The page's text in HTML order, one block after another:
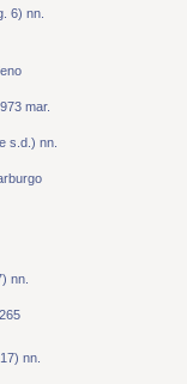
6) nn.
mar.
s.d.) nn.
nn.
nn.